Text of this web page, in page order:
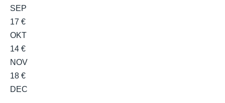
SEP
17 €
OKT
14 €
NOV
18 €
DEC